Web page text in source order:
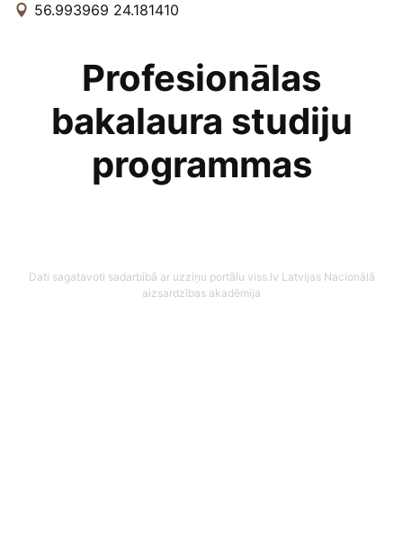
56.993969 24.181410
Profesionālas
bakalaura studiju
programmas
Dati sagatavoti sadarbībā ar uzziņu portālu viss.lv Latvijas Nacionālā
aizsardzības akadēmija